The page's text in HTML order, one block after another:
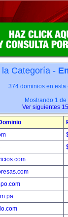
Categoría -
374 dominios en esta
Mostrando 1 de
Ver siguientes